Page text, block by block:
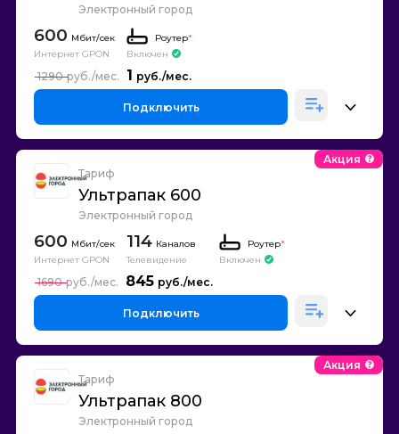
Электронный город
600
Интернет GPON
Роутер*
Включен
1
1290
Подключить
Тариф
Ультрапак 600
Электронный город
Акция
600
Интернет GPON
114 Каналов
Телевидение
Роутер*
Включен
845
1690
Подключить
Тариф
Ультрапак 800
Электронный город
Акция